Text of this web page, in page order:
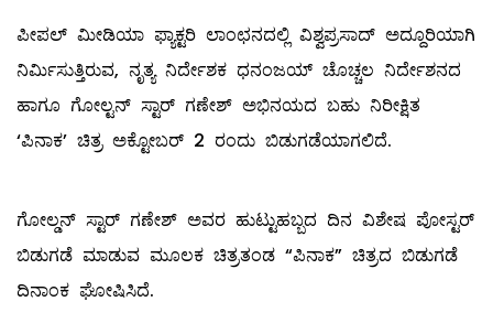
ಪೀಪಲ್ ಮೀಡಿಯಾ ಫ್ಯಾಕ್ಟರಿ ಲಾಂಛನದಲ್ಲಿ ವಿಶ್ವಪ್ರಸಾದ್ ಅದ್ದೂರಿಯಾಗಿ
ನಿರ್ಮಿಸುತ್ತಿರುವ, ನೃತ್ಯ ನಿರ್ದೇಶಕ ಧನಂಜಯ್ ಚೊಚ್ಚಲ ನಿರ್ದೇಶನದ
ಹಾಗೂ ಗೋಲ್ಟನ್ ಸ್ಟಾರ್ ಗಣೇಶ್‍ ಅಭಿನಯದ ಬಹು ನಿರೀಕ್ಷಿತ
‘ಪಿನಾಕ’ ಚಿತ್ರ ಅಕ್ಟೋಬರ್ 2 ರಂದು ಬಿಡುಗಡೆಯಾಗಲಿದೆ.
ಗೋಲ್ಡನ್ ಸ್ಟಾರ್ ಗಣೇಶ್ ಅವರ ಹುಟ್ಟುಹಬ್ಬದ ದಿನ ವಿಶೇಷ ಪೋಸ್ಟರ್
ಬಿಡುಗಡೆ ಮಾಡುವ ಮೂಲಕ ಚಿತ್ರತಂಡ “ಪಿನಾಕ” ಚಿತ್ರದ ಬಿಡುಗಡೆ
ದಿನಾಂಕ ಘೋಷಿಸಿದೆ.